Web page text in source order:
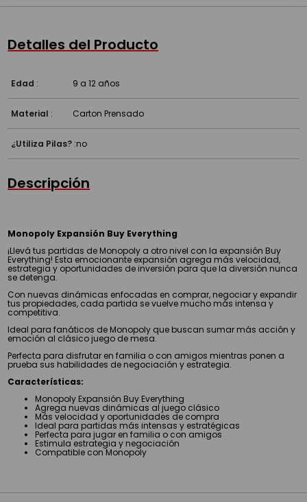
Detalles del Producto
Edad : 9 a 12 años
Material : Carton Prensado
¿Utiliza Pilas? :no
Descripción
Monopoly Expansión Buy Everything
¡Llevá tus partidas de Monopoly a otro nivel con la expansión Buy
Everything! Esta emocionante expansión agrega más velocidad,
estrategia y oportunidades de inversión para que la diversión nunca
se detenga.
Con nuevas dinámicas enfocadas en comprar, negociar y expandir
tus propiedades, cada partida se vuelve mucho más intensa y
competitiva.
Ideal para fanáticos de Monopoly que buscan sumar más acción y
emoción al clásico juego de mesa.
Perfecta para disfrutar en familia o con amigos mientras ponen a
prueba sus habilidades de negociación y estrategia.
Características:
Monopoly Expansión Buy Everything
Agrega nuevas dinámicas al juego clásico
Más velocidad y oportunidades de compra
Ideal para partidas más intensas y estratégicas
Perfecta para jugar en familia o con amigos
Estimula estrategia y negociación
Compatible con Monopoly